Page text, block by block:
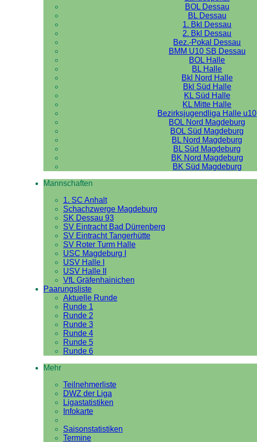
BOL Dessau
BL Dessau
1. Bkl Dessau
2. Bkl Dessau
Bez.-Pokal Dessau
BMM U10 SB Dessau
BOL Halle
BL Halle
Bkl Nord Halle
Bkl Süd Halle
KL Süd Halle
KL Mitte Halle
Bezirksjugendliga Halle u10
BOL Nord Magdeburg
BOL Süd Magdeburg
BL Nord Magdeburg
BL Süd Magdeburg
BK Nord Magdeburg
BK Süd Magdeburg
Mannschaften
1. SC Anhalt
Schachzwerge Magdeburg
SK Dessau 93
SV Eintracht Bad Dürrenberg
SV Eintracht Tangerhütte
SV Roter Turm Halle
USC Magdeburg I
USV Halle I
USV Halle II
VfL Gräfenhainichen
Paarungsliste
Aktuelle Runde
Runde 1
Runde 2
Runde 3
Runde 4
Runde 5
Runde 6
Mehr
Teilnehmerliste
DWZ der Liga
Ligastatistiken
Infokarte
Saisonstatistiken
Termine